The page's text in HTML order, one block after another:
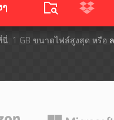
นี่. 1 GB ขนาดไฟล์สูงสุด หรือ